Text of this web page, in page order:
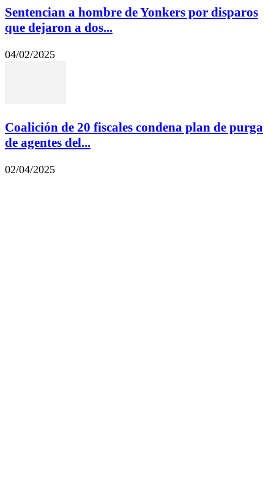
Sentencian a hombre de Yonkers por disparos
que dejaron a dos...
04/02/2025
Coalición de 20 fiscales condena plan de purga
de agentes del...
02/04/2025